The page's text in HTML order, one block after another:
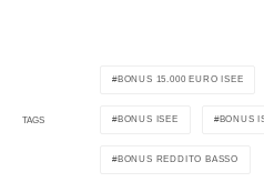
TAGS
BONUS 15.000 EURO ISEE
BONUS ISEE BONUS
BONUS REDDITO BASSO